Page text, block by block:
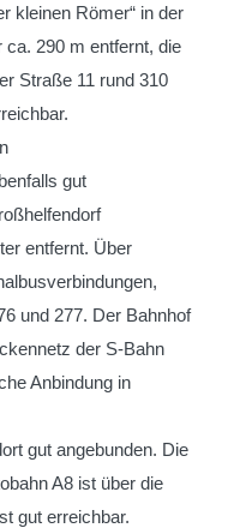
kleinen Römer“ in der
290 m entfernt, die
Straße 11 rund 310
gut
entfernt. Über
und 277. Der Bahnhof
der S-Bahn
Anbindung in
gut angebunden. Die
A8 ist über die
gut erreichbar.